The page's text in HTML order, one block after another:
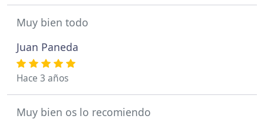
Muy bien todo
Juan Paneda
Hace 3 años
Muy bien os lo recomiendo